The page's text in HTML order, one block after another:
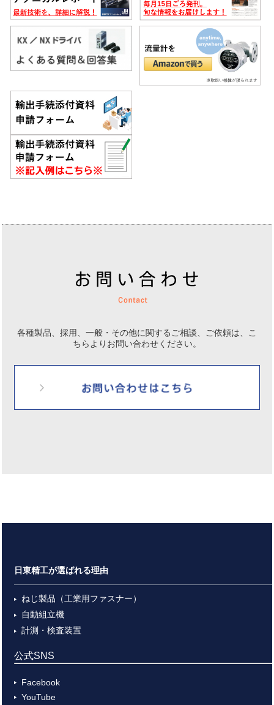
各種製品、採用、一般・その他に関するご相談、ご依頼は、 こ
ちらよりお問い合わせください。
日東精工が選ばれる理由
ねじ製品（工業用ファスナー）
自動組立機
計測・検査装置
公式SNS
Facebook
YouTube